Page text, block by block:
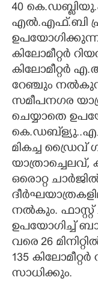
40
എൽ.എഫ്.ബി
കിലോമീറ്റർ
കിലോമീറ്റർ
റേഞ്ചും
സമീപനഗര
ചെയ്യാതെ
കെ.ഡബ്‌ള്യു..എച്ച്
മികച്ച
ഒരൊറ്റ
നൽകും. ഫാസ്റ്റ്
ഉപയോഗിച്ച്
വരെ 26
135
സാധിക്കും.